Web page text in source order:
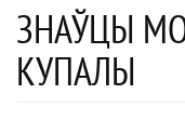
ЗНАЎЦЫ
КУПАЛЫ